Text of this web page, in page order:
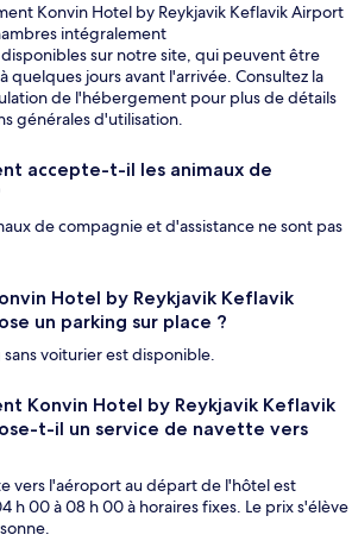
Konvin Hotel by Reykjavik Keflavik Airport
intégralement
sur notre site, qui peuvent être
quelques jours avant l'arrivée. Consultez la
de l'hébergement pour plus de détails
générales d'utilisation.
accepte-t-il les animaux de
de compagnie et d'assistance ne sont pas
Hotel by Reykjavik Keflavik
un parking sur place ?
voiturier est disponible.
Konvin Hotel by Reykjavik Keflavik
t-il un service de navette vers
vers l'aéroport au départ de l'hôtel est
h 00 à 08 h 00 à horaires fixes. Le prix s'élève